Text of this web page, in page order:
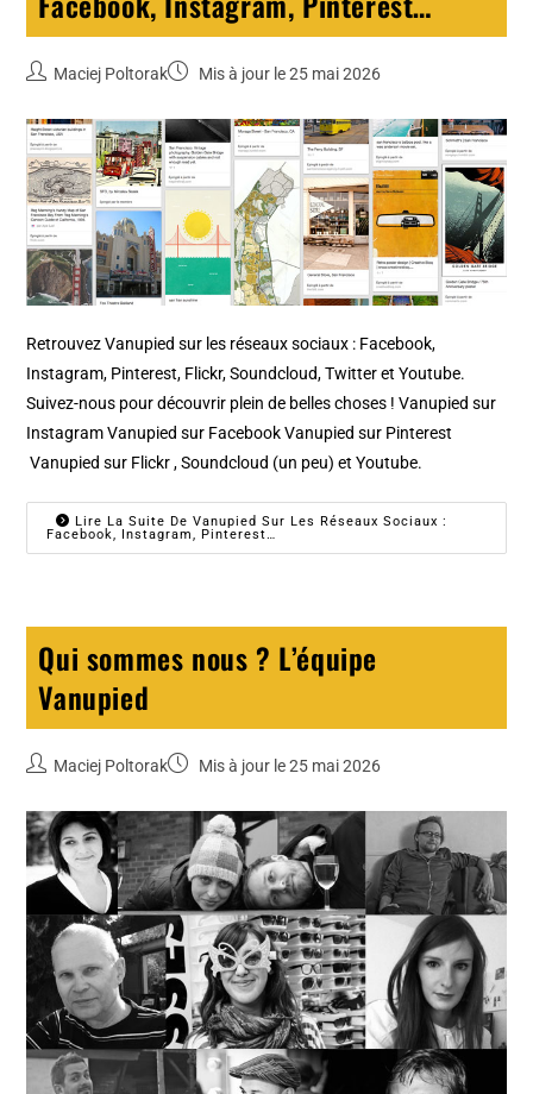
Maciej Poltorak Mis à jour le 25 mai 2026
Retrouvez Vanupied sur les réseaux sociaux : Facebook,
Instagram, Pinterest, Flickr, Soundcloud, Twitter et Youtube.
Suivez-nous pour découvrir plein de belles choses ! Vanupied sur
Instagram Vanupied sur Facebook Vanupied sur Pinterest
Vanupied sur Flickr , Soundcloud (un peu) et Youtube.
Lire La Suite De Vanupied Sur Les Réseaux Sociaux :
Facebook, Instagram, Pinterest…
Qui sommes nous ? L’équipe
Vanupied
Maciej Poltorak Mis à jour le 25 mai 2026